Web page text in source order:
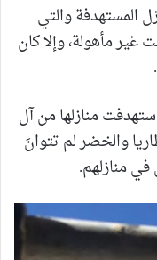
المستهدفة والتي
مأهولة، وإلا كان
منازلها من آل
والخضر لم تتوانَ
في منازلهم.